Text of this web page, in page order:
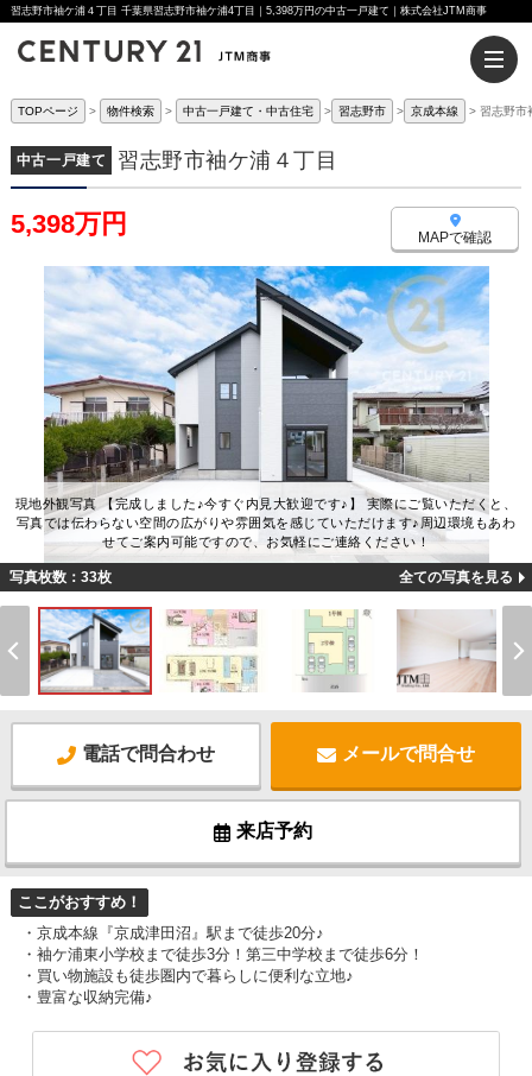
習志野市袖ケ浦４丁目 千葉県習志野市袖ケ浦4丁目｜5,398万円の中古一戸建て｜株式会社JTM商事
TOPページ 物件検索 中古一戸建て・中古住宅 習志野市 京成本線 習志野市
中古一戸建て 習志野市袖ケ浦４丁目
5,398万円 MAPで確認
現地外観写真 【完成しました♪今すぐ内見大歓迎です♪】 実際にご覧いただくと、
写真では伝わらない空間の広がりや雰囲気を感じていただけます♪周辺環境もあわ
せてご案内可能ですので、お気軽にご連絡ください！
写真枚数：33枚 全ての写真を見る
電話で問合わせ メールで問合せ
来店予約
ここがおすすめ！
・京成本線『京成津田沼』駅まで徒歩20分♪
・袖ケ浦東小学校まで徒歩3分！第三中学校まで徒歩6分！
・買い物施設も徒歩圏内で暮らしに便利な立地♪
・豊富な収納完備♪